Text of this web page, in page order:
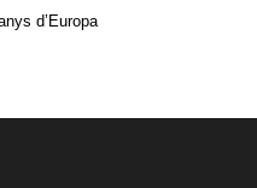
d’Europa